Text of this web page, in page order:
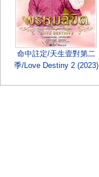
命中註定/天生壹對第二
季/Love Destiny 2 (2023)